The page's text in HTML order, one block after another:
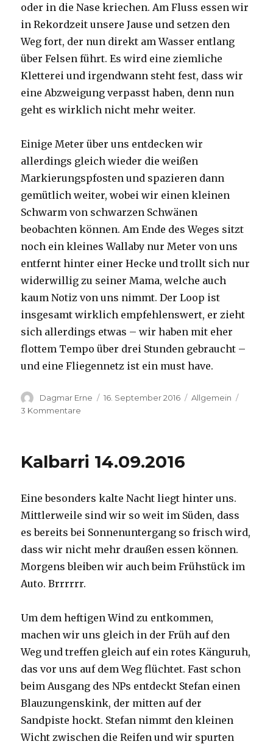
oder in die Nase kriechen. Am Fluss essen wir
in Rekordzeit unsere Jause und setzen den
Weg fort, der nun direkt am Wasser entlang
über Felsen führt. Es wird eine ziemliche
Kletterei und irgendwann steht fest, dass wir
eine Abzweigung verpasst haben, denn nun
geht es wirklich nicht mehr weiter.
Einige Meter über uns entdecken wir
allerdings gleich wieder die weißen
Markierungspfosten und spazieren dann
gemütlich weiter, wobei wir einen kleinen
Schwarm von schwarzen Schwänen
beobachten können. Am Ende des Weges sitzt
noch ein kleines Wallaby nur Meter von uns
entfernt hinter einer Hecke und trollt sich nur
widerwillig zu seiner Mama, welche auch
kaum Notiz von uns nimmt. Der Loop ist
insgesamt wirklich empfehlenswert, er zieht
sich allerdings etwas – wir haben mit eher
flottem Tempo über drei Stunden gebraucht –
und eine Fliegennetz ist ein must have.
Autor
Dagmar Erne
Veröffentlicht
16. September 2016 Kategorien
Allgemein
3 Kommentare
Kalbarri 14.09.2016
Eine besonders kalte Nacht liegt hinter uns.
Mittlerweile sind wir so weit im Süden, dass
es bereits bei Sonnenuntergang so frisch wird,
dass wir nicht mehr draußen essen können.
Morgens bleiben wir auch beim Frühstück im
Auto. Brrrrrr.
Um dem heftigen Wind zu entkommen,
machen wir uns gleich in der Früh auf den
Weg und treffen gleich auf ein rotes Känguruh,
das vor uns auf dem Weg flüchtet. Fast schon
beim Ausgang des NPs entdeckt Stefan einen
Blauzungenskink, der mitten auf der
Sandpiste hockt. Stefan nimmt den kleinen
Wicht zwischen die Reifen und wir spurten